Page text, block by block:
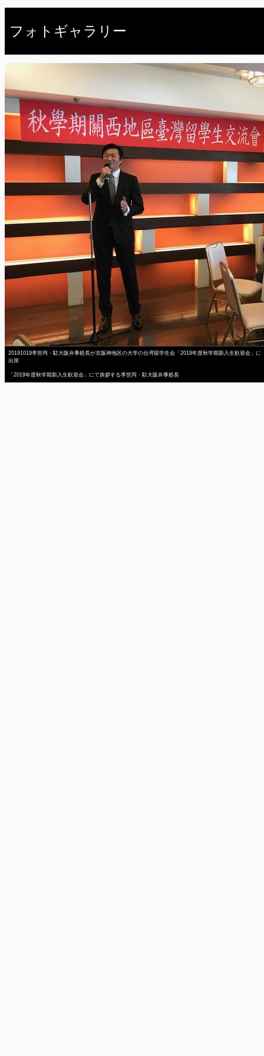
フォトギャラリー
20191019李世丙・駐大阪弁事処長が京阪神地区の大学の台湾留学生会「2019年度秋学期新入生歓迎会」に
出席
「2019年度秋学期新入生歓迎会」にて挨拶する李世丙・駐大阪弁事処長